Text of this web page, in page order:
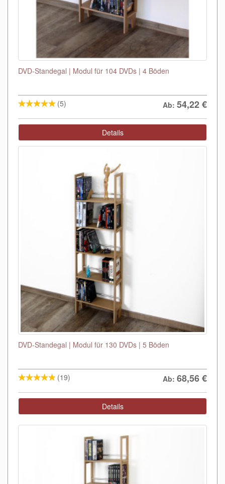
DVD-Standegal | Modul für 104 DVDs | 4 Böden
(5) Ab: 54,22€
Details
DVD-Standegal | Modul für 130 DVDs | 5 Böden
(19) Ab: 68,56€
Details